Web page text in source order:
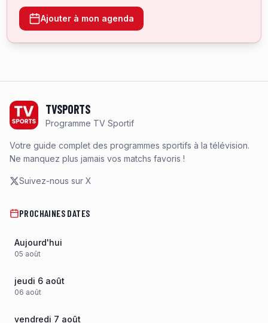
Ajouter à mon agenda
TVSPORTS
Programme TV Sportif
Votre guide complet des programmes sportifs à la télévision.
Ne manquez plus jamais vos matchs favoris !
Suivez-nous sur X
PROCHAINES DATES
Aujourd'hui
05 août
jeudi 6 août
06 août
vendredi 7 août